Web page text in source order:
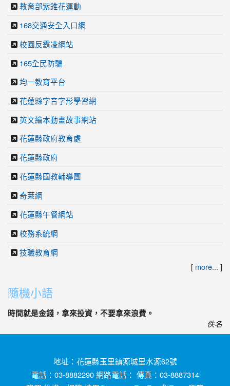
教育部紫錐花運動
168交通安全入口網
校園反霸凌網站
165全民防騙
均一教育平台
花蓮縣字音字形學習網
英文繪本動畫故事網站
花蓮縣政府教育處
花蓮縣政府
花蓮縣國教輔導團
奇萊網
花蓮縣午餐網站
校務系統網
技職教育網
[ more... ]
隨機小語
時間就是金錢，拿來投資，不要拿來浪費。
佚名
地址：花蓮縣玉里鎮源城里水源62號
電話：03-8882290 網路電話： 傳真：03-8887314